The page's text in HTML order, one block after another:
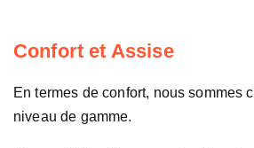
Confort et Assise
En termes de confort, nous sommes
niveau de gamme.